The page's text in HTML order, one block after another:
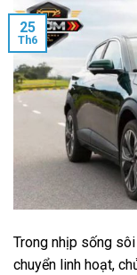
25
Th6
Trong nhịp sống
chuyển linh hoạt,